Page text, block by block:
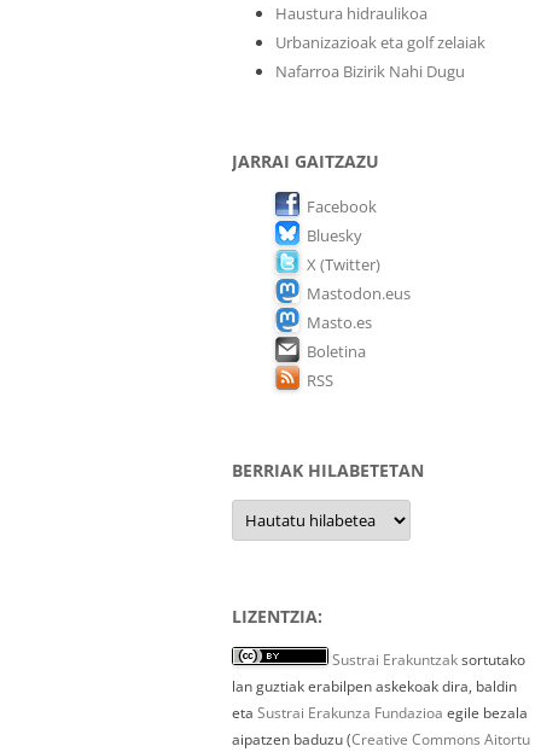
Haustura hidraulikoa
Urbanizazioak eta golf zelaiak
Nafarroa Bizirik Nahi Dugu
JARRAI GAITZAZU
Facebook
Bluesky
X (Twitter)
Mastodon.eus
Masto.es
Boletina
RSS
BERRIAK HILABETETAN
Berriak
hilabetetan
LIZENTZIA:
Sustrai Erakuntzaksortutako
lan guztiak erabilpen askekoak dira, baldin
eta Sustrai Erakunza Fundazioa egile bezala
aipatzen baduzu (Creative Commons Aitortu